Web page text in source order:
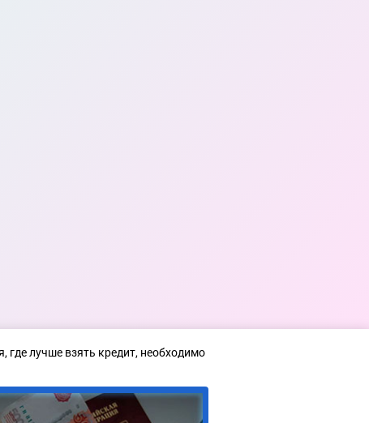
лучше взять кредит, необходимо